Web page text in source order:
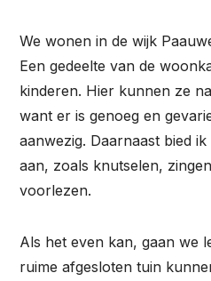
We wonen in de wijk
Een gedeelte van de
kinderen. Hier kunnen ze
want er is genoeg en
aanwezig. Daarnaast bied
aan, zoals knutselen,
voorlezen.
Als het even kan, gaan we
ruime afgesloten tuin